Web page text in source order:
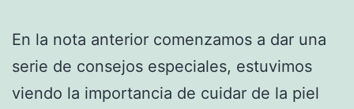
En la nota anterior comenzamos a dar una
serie de consejos especiales, estuvimos
viendo la importancia de cuidar de la piel